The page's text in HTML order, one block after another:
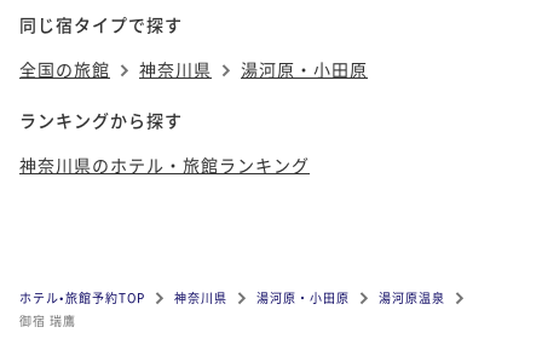
同じ宿タイプで探す
全国の旅館
神奈川県 湯河原・小田原
ランキングから探す
神奈川県のホテル・旅館ランキング
ホテル•旅館予約TOP 神奈川県 湯河原・小田原
湯河原温泉
御宿 瑞鷹